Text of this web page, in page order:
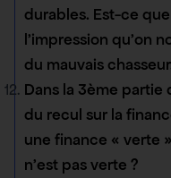
durables. Est-ce que
l’impression qu’on
du mauvais
Dans la 3ème
du recul sur la
une finance « verte
n’est pas verte ?